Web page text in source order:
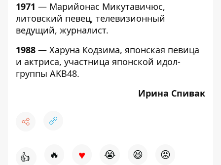
1971 — Марийонас Микутавичюс,
литовский певец, телевизионный
ведущий, журналист.
1988 — Харуна Кодзима, японская певица
и актриса, участница японской идол-
группы AKB48.
Ирина Спивак
👍 🔥 ♥ 😭 😆 😡